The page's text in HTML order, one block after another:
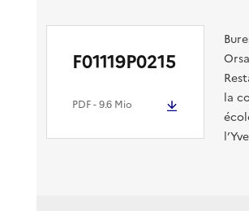
F01119P0215
PDF- 9.6 Mio
la